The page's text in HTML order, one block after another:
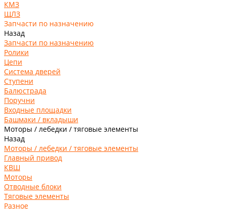
КМЗ
ЩЛЗ
Запчасти по назначению
Назад
Запчасти по назначению
Ролики
Цепи
Система дверей
Ступени
Балюстрада
Поручни
Входные площадки
Башмаки / вкладыши
Моторы / лебедки / тяговые элементы
Назад
Моторы / лебедки / тяговые элементы
Главный привод
КВШ
Моторы
Отводные блоки
Тяговые элементы
Разное